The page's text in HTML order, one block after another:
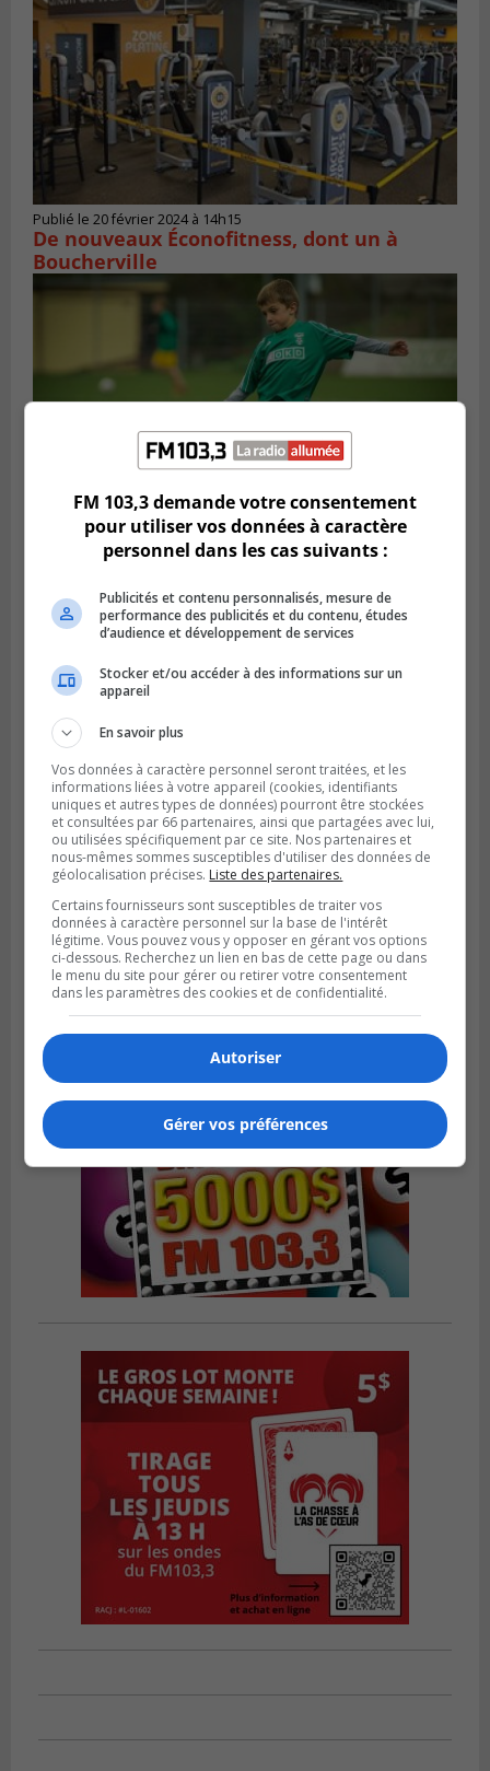
Publié le 20 février 2024 à 14h15
De nouveaux Éconofitness, dont un à
Boucherville
SAINT-LAMBERT
Un conseiller de Saint-Lambert demande
l’opinion de ses citoyens
BOUCHERVILLE
Publié le 10 février 2024 à 15h00
Une nouvelle exposition s’amène à
Boucherville
FM 103,3 demande votre consentement
pour utiliser vos données à caractère
personnel dans les cas suivants :
Publicités et contenu personnalisés, mesure de
performance des publicités et du contenu, études
d’audience et développement de services
Stocker et/ou accéder à des informations sur un
appareil
En savoir plus
Vos données à caractère personnel seront traitées, et les
informations liées à votre appareil (cookies, identifiants
uniques et autres types de données) pourront être stockées
et consultées par 66 partenaires, ainsi que partagées avec lui,
ou utilisées spécifiquement par ce site. Nos partenaires et
nous-mêmes sommes susceptibles d'utiliser des données de
géolocalisation précises. Liste des partenaires.
Certains fournisseurs sont susceptibles de traiter vos
données à caractère personnel sur la base de l'intérêt
légitime. Vous pouvez vous y opposer en gérant vos options
ci-dessous. Recherchez un lien en bas de cette page ou dans
le menu du site pour gérer ou retirer votre consentement
dans les paramètres des cookies et de confidentialité.
Autoriser
Gérer vos préférences